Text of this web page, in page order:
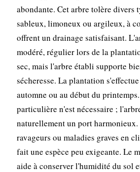
abondante. Cet arbre tolère divers
sableux, limoneux ou argileux, à
offrent un drainage satisfaisant.
modéré, régulier lors de la
sec, mais l'arbre établi supporte
sécheresse. La plantation
automne ou au début du
particulière n'est nécessaire ;
naturellement un port harmonieux.
ravageurs ou maladies graves en
fait une espèce peu exigeante. Le
aide à conserver l'humidité du sol